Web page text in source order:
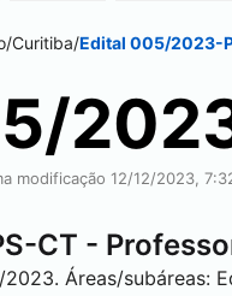
/Curitiba/Edital 005/2023-
modificação 12/12/2023,
CT -
Áreas/subáreas: